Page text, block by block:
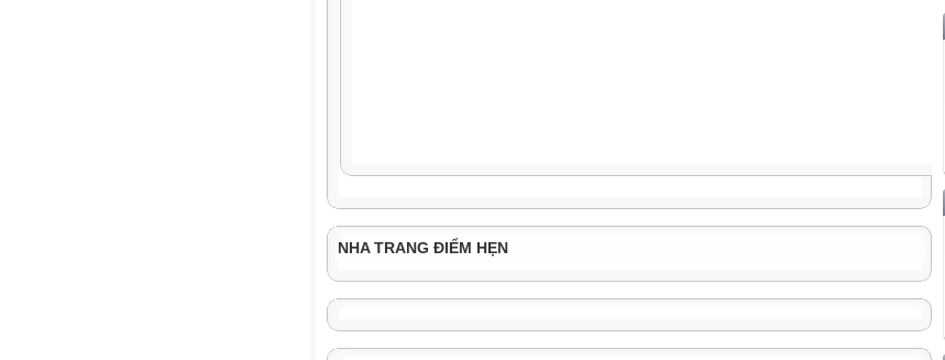
NHA TRANG ĐIỂM HẸN